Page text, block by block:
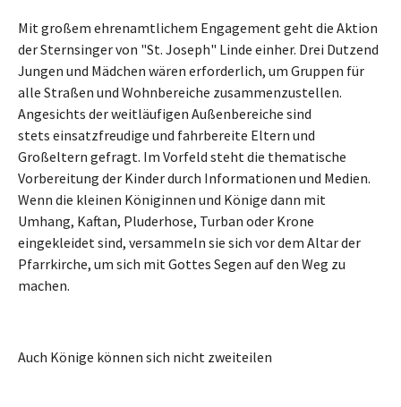
Mit großem ehrenamtlichem Engagement geht die Aktion
der Sternsinger von "St. Joseph" Linde einher. Drei Dutzend
Jungen und Mädchen wären erforderlich, um Gruppen für
alle Straßen und Wohnbereiche zusammenzustellen.
Angesichts der weitläufigen Außenbereiche sind
stets einsatzfreudige und fahrbereite Eltern und
Großeltern gefragt. Im Vorfeld steht die thematische
Vorbereitung der Kinder durch Informationen und Medien.
Wenn die kleinen Königinnen und Könige dann mit
Umhang, Kaftan, Pluderhose, Turban oder Krone
eingekleidet sind, versammeln sie sich vor dem Altar der
Pfarrkirche, um sich mit Gottes Segen auf den Weg zu
machen.
Auch Könige können sich nicht zweiteilen